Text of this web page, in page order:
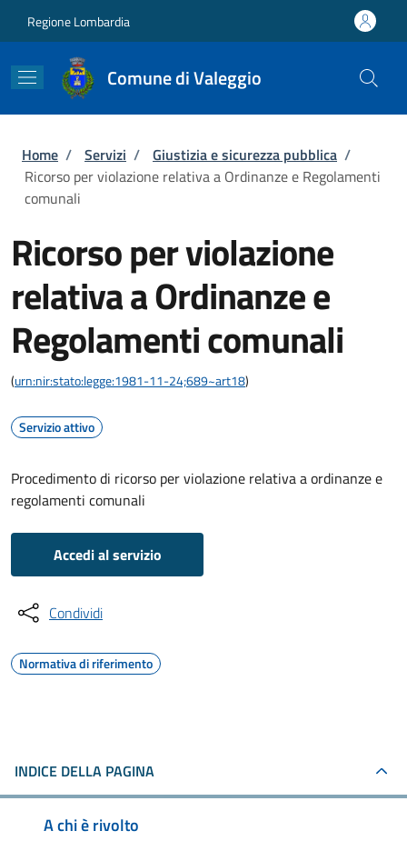
Regione Lombardia
Comune di Valeggio
Briciole di pane
Home / Servizi / Giustizia e sicurezza pubblica /
Ricorso per violazione relativa a Ordinanze e Regolamenti
comunali
Ricorso per violazione
relativa a Ordinanze e
Regolamenti comunali
(urn:nir:stato:legge:1981-11-24;689~art18)
Servizio attivo
Procedimento di ricorso per violazione relativa a ordinanze e
regolamenti comunali
Accedi al servizio
Condividi
Normativa di riferimento
INDICE DELLA PAGINA
A chi è rivolto